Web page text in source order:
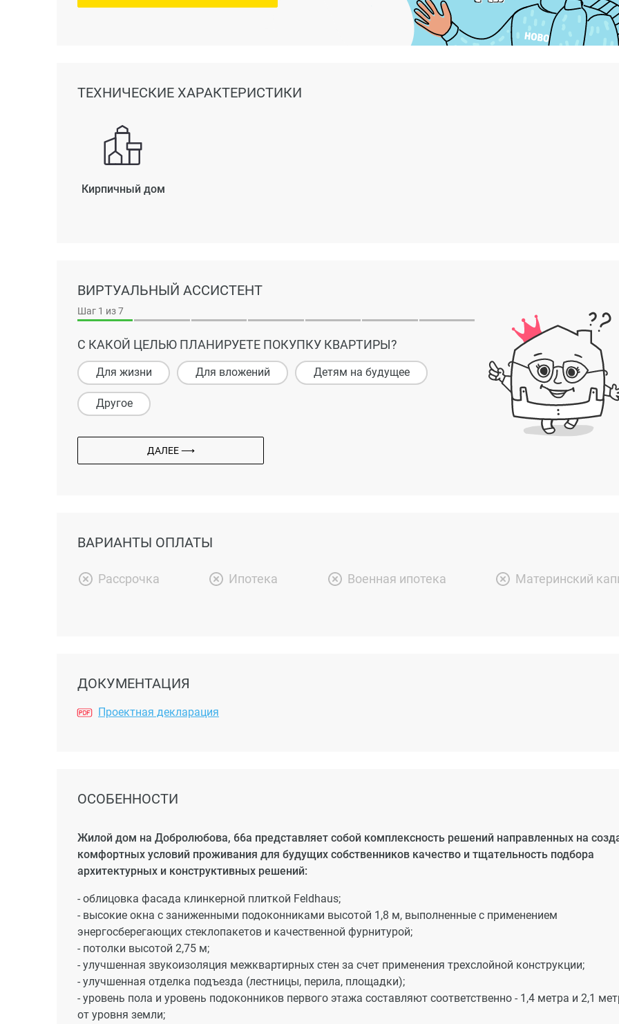
ТЕХНИЧЕСКИЕ ХАРАКТЕРИСТИКИ
Кирпичный дом
ВИРТУАЛЬНЫЙ АССИСТЕНТ
Шаг 1 из 7
С КАКОЙ ЦЕЛЬЮ ПЛАНИРУЕТЕ ПОКУПКУ КВАРТИРЫ?
Для жизни Для вложений Детям на будущее
Другое
ДАЛЕЕ ⟶
ВАРИАНТЫ ОПЛАТЫ
Рассрочка Ипотека Военная ипотека Материнский
ДОКУМЕНТАЦИЯ
Проектная декларация
ОСОБЕННОСТИ
Жилой дом на Добролюбова, 66а представляет собой комплексность решений направленных на
комфортных условий проживания для будущих собственников качество и тщательность подбора
архитектурных и конструктивных решений:
- облицовка фасада клинкерной плиткой Feldhaus;
- высокие окна с заниженными подоконниками высотой 1,8 м, выполненные с применением
энергосберегающих стеклопакетов и качественной фурнитурой;
- потолки высотой 2,75 м;
- улучшенная звукоизоляция межквартирных стен за счет применения трехслойной конструкции;
- улучшенная отделка подъезда (лестницы, перила, площадки);
- уровень пола и уровень подоконников первого этажа составляют соответственно - 1,4 метра и 2,1
от уровня земли;